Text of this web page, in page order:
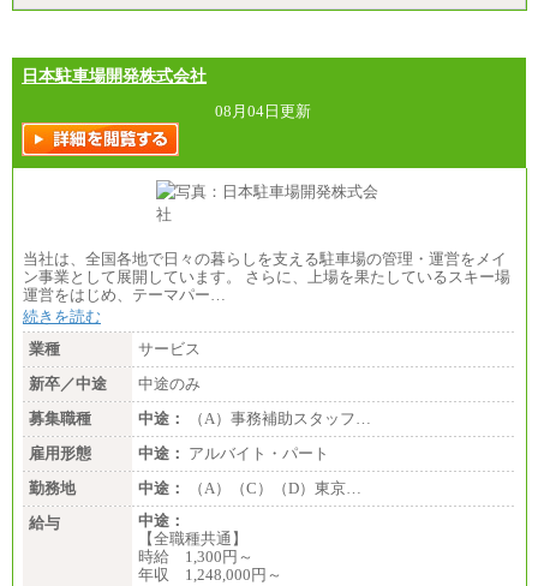
※拠点型職員、特定職員の給与は、生活の拠点が定
す。
中途：
全職種共通
月給制
226,600円～390,100円（勤務地域等により異なりま
す）
・ご経験やスキルを考慮し、選考の中で決定いたし
ます。
・試用期間中も同額支給します。
日本駐車場開発株式会社
08月04日更新
当社は、全国各地で日々の暮らしを支える駐車場の管理・運営をメイ
ン事業として展開しています。 さらに、上場を果たしているスキー場
運営をはじめ、テーマパー…
続きを読む
業種
サービス
新卒／中途
中途のみ
募集職種
中途：
（A）事務補助スタッフ…
雇用形態
中途： アルバイト・パート
勤務地
中途：
（A）（C）（D）東京…
給与
中途：
【全職種共通】
時給 1,300円～
年収 1,248,000円～